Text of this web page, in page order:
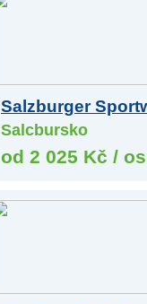
Salzburger
Salcbursko
od 2 025 Kč /